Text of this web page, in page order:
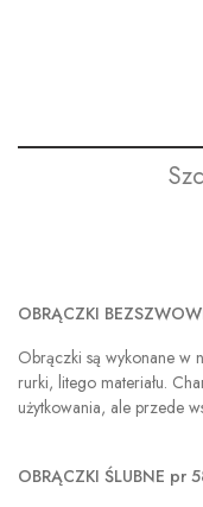
OBRĄCZKI
Obrączki są wykonane w
rurki, litego materiału.
użytkowania, ale przede
OBRĄCZKI ŚLUBNE pr